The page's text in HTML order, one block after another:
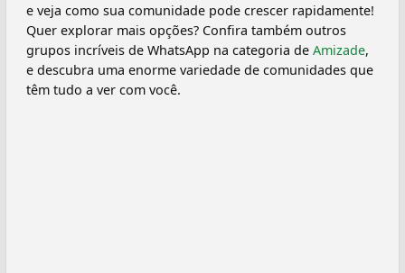
e veja como sua comunidade pode crescer rapidamente!
Quer explorar mais opções? Confira também outros
grupos incríveis de WhatsApp na categoria de Amizade,
e descubra uma enorme variedade de comunidades que
têm tudo a ver com você.